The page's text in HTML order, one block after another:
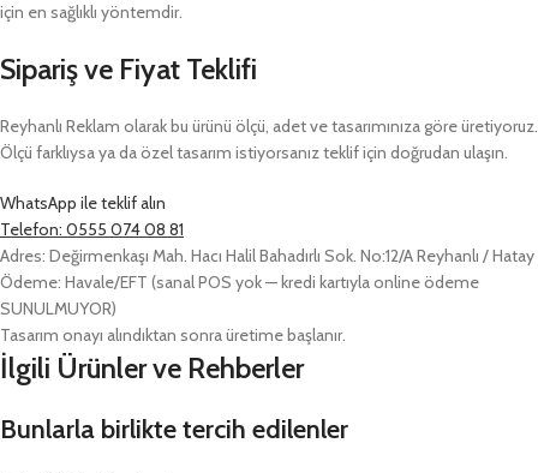
için en sağlıklı yöntemdir.
Sipariş ve Fiyat Teklifi
Reyhanlı Reklam olarak bu ürünü ölçü, adet ve tasarımınıza göre üretiyoruz.
Ölçü farklıysa ya da özel tasarım istiyorsanız teklif için doğrudan ulaşın.
WhatsApp ile teklif alın
Telefon: 0555 074 08 81
Adres: Değirmenkaşı Mah. Hacı Halil Bahadırlı Sok. No:12/A Reyhanlı / Hatay
Ödeme: Havale/EFT (sanal POS yok — kredi kartıyla online ödeme
SUNULMUYOR)
Tasarım onayı alındıktan sonra üretime başlanır.
İlgili Ürünler ve Rehberler
Bunlarla birlikte tercih edilenler